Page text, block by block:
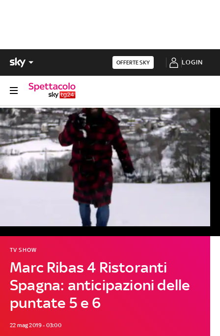
OFFERTE SKY LOGIN
Marc Ribas 4 Ristoranti
Spagna: anticipazioni delle
puntate 5 e 6
TV SHOW
22 mag 2019 - 03:00